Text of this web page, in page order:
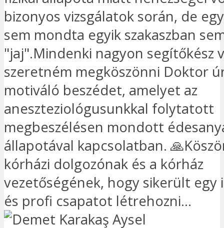
bizonyos vizsgálatok során, de
sem mondta egyik szakaszban
"jaj".Mindenki nagyon segítőkész
szeretném megköszönni Doktor
motiváló beszédet, amelyet az
aneszteziológusunkkal folytatott
megbeszélésen mondott
állapotával kapcsolatban.
kórházi dolgozónak és a kórház
vezetőségének, hogy sikerült egy
és profi csapatot létrehozni...